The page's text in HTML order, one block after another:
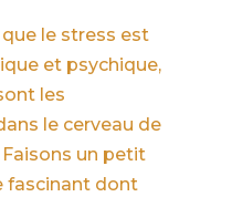
le stress est
et psychique,
les
le cerveau de
Faisons un petit
fascinant dont